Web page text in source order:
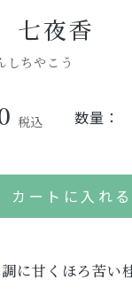
七夜香
しちやこう
数量：
カートに入れる
に甘くほろ苦い